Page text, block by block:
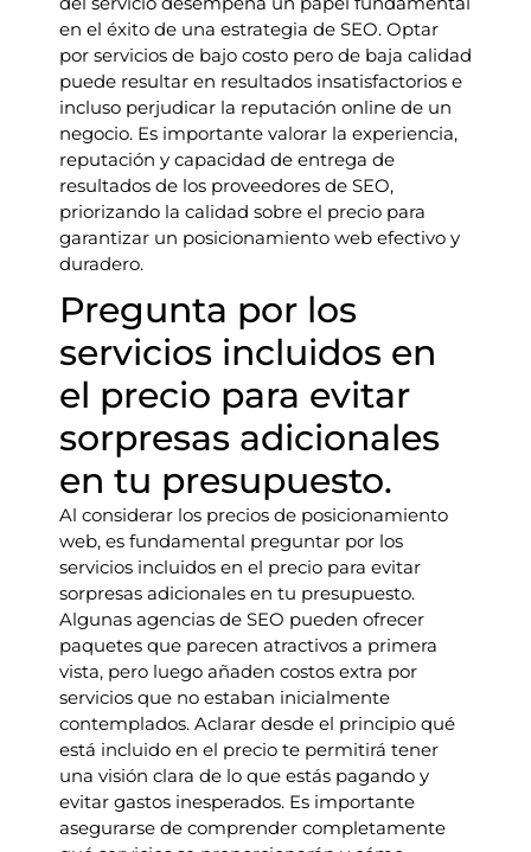
en el éxito de una estrategia de SEO. Optar
por servicios de bajo costo pero de baja calidad
puede resultar en resultados insatisfactorios e
incluso perjudicar la reputación online de un
negocio. Es importante valorar la experiencia,
reputación y capacidad de entrega de
resultados de los proveedores de SEO,
priorizando la calidad sobre el precio para
garantizar un posicionamiento web efectivo y
duradero.
Pregunta por los
servicios incluidos en
el precio para evitar
sorpresas adicionales
en tu presupuesto.
Al considerar los precios de posicionamiento
web, es fundamental preguntar por los
servicios incluidos en el precio para evitar
sorpresas adicionales en tu presupuesto.
Algunas agencias de SEO pueden ofrecer
paquetes que parecen atractivos a primera
vista, pero luego añaden costos extra por
servicios que no estaban inicialmente
contemplados. Aclarar desde el principio qué
está incluido en el precio te permitirá tener
una visión clara de lo que estás pagando y
evitar gastos inesperados. Es importante
asegurarse de comprender completamente